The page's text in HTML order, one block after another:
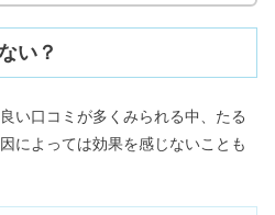
い？
い口コミが多くみられる中、たる
によっては効果を感じないことも